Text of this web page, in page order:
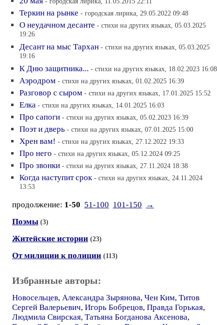
Теркин на рынке - городская лирика, 29.05.2022 09:48
О неудачном десанте - стихи на других языках, 05.03.2025
19:26
Десант на мыс Тархан - стихи на других языках, 05.03.2025
19:16
К Дню защитника... - стихи на других языках, 18.02.2023 16:08
Аэродром - стихи на других языках, 01.02.2025 16:39
Разговор с сыром - стихи на других языках, 17.01.2025 15:52
Елка - стихи на других языках, 14.01.2025 16:03
Про сапоги - стихи на других языках, 05.02.2023 16:39
Поэт и дверь - стихи на других языках, 07.01.2025 15:00
Хрен вам! - стихи на других языках, 27.12.2022 19:33
Про него - стихи на других языках, 05.12.2024 09:25
Про звонки - стихи на других языках, 27.11.2024 18:38
Когда наступит срок - стихи на других языках, 24.11.2024
13:53
продолжение: 1-50 51-100 101-150
→
Поэмы (3)
Житейские истории (23)
От милиции к полиции (113)
Избранные авторы:
Новосельцев, Александра Зырянова, Чен Ким, Титов
Сергей Валерьевич, Игорь Бобрецов, Правда Горькая,
Людмила Свирская, Татьяна Богданова Аксенова,